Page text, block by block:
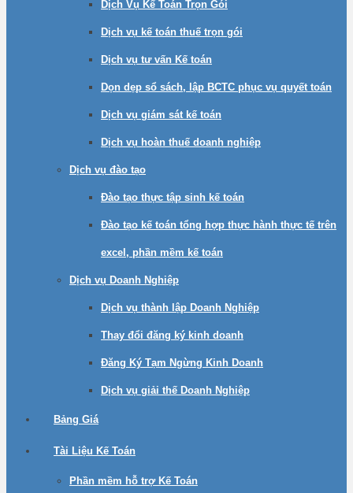
Dịch Vụ Kế Toán Trọn Gói
Dịch vụ kế toán thuế trọn gói
Dịch vụ tư vấn Kế toán
Dọn dẹp sổ sách, lập BCTC phục vụ quyết toán
Dịch vụ giám sát kế toán
Dịch vụ hoàn thuế doanh nghiệp
Dịch vụ đào tạo
Đào tạo thực tập sinh kế toán
Đào tạo kế toán tổng hợp thực hành thực tế trên
excel, phần mềm kế toán
Dịch vụ Doanh Nghiệp
Dịch vụ thành lập Doanh Nghiệp
Thay đổi đăng ký kinh doanh
Đăng Ký Tạm Ngừng Kinh Doanh
Dịch vụ giải thế Doanh Nghiệp
Bảng Giá
Tài Liệu Kế Toán
Phần mềm hỗ trợ Kế Toán